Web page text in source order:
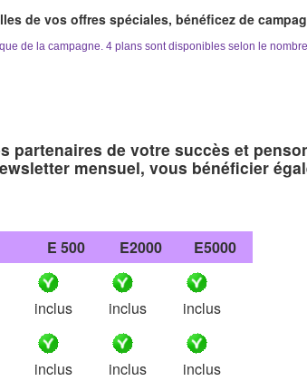
de vos offres spéciales, bénéficez de
de la campagne. 4 plans sont disponibles selon le
de votre succès et
mensuel, vous bénéficier
E 500 E2000 E5000
inclus inclus inclus
inclus inclus inclus